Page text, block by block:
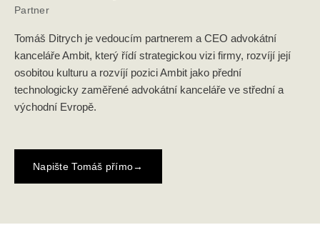
Partner
Tomáš Ditrych je vedoucím partnerem a CEO advokátní
kanceláře Ambit, který řídí strategickou vizi firmy, rozvíjí její
osobitou kulturu a rozvíjí pozici Ambit jako přední
technologicky zaměřené advokátní kanceláře ve střední a
východní Evropě.
Napište Tomáš přímo→